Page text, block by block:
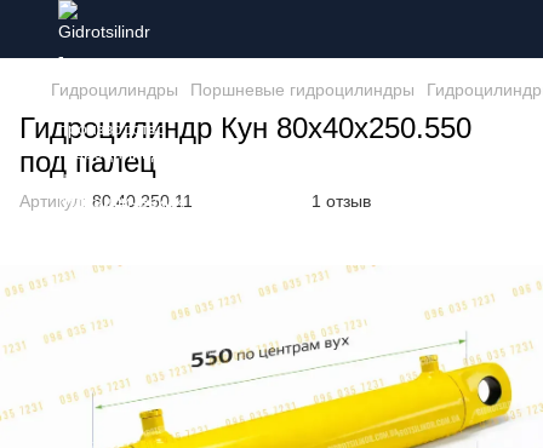
Гидроцилиндры Поршневые гидроцилиндры
Гидроцилиндр Кун 80х40х250.550
под палец
Артикул: 80.40.250.11 1 отзыв